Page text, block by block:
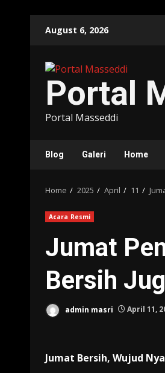
August 6, 2026
Portal
Portal Masseddi
Blog Galeri Home
Home 2025 April 11
Acara Resmi
Jumat
Bersih
admin masri April 11,
Jumat Bersih, Wujud